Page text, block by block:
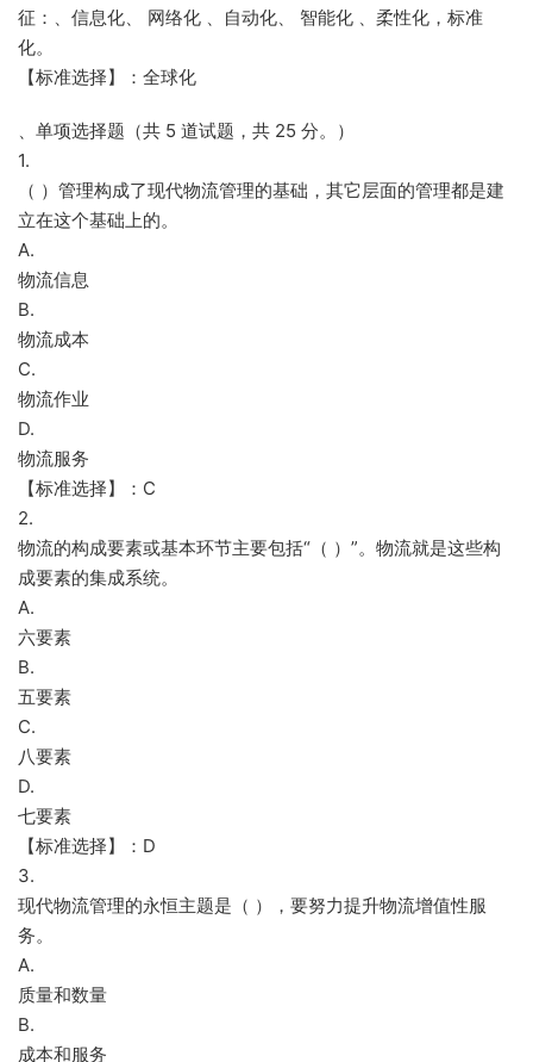
征：、信息化、 网络化 、自动化、 智能化 、柔性化，标准
化。
【标准选择】：全球化
、单项选择题（共 5 道试题，共 25 分。）
1.
（ ）管理构成了现代物流管理的基础，其它层面的管理都是建
立在这个基础上的。
A.
物流信息
B.
物流成本
C.
物流作业
D.
物流服务
【标准选择】：C
2.
物流的构成要素或基本环节主要包括“（ ）”。物流就是这些构
成要素的集成系统。
A.
六要素
B.
五要素
C.
八要素
D.
七要素
【标准选择】：D
3.
现代物流管理的永恒主题是（ ），要努力提升物流增值性服
务。
A.
质量和数量
B.
成本和服务